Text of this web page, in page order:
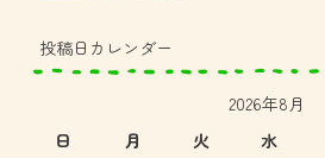
投稿日カレンダー
2026年8月
日
月 火 水